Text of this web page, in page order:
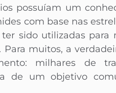
possuíam um
com base nas
sido utilizadas para
muitos, a
milhares de
de um objetivo